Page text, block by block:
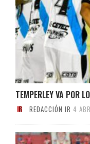
TEMPERLEY VA POR
REDACCIÓN IR 4